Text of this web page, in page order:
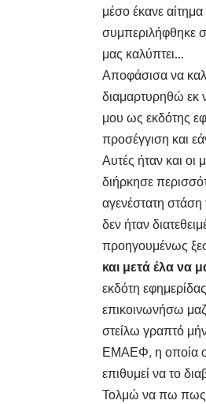
μέσο έκανε
συμπεριλήφθηκε
μας καλύπτει…
Αποφάσισα να
διαμαρτυρηθώ εκ
μου ως εκδότης
προσέγγιση και
Αυτές ήταν και
διήρκησε
αγενέστατη στάση
δεν ήταν
προηγουμένως
και μετά έλα να
εκδότη
επικοινωνήσω
στείλω γραπτό
ΕΜΑΕΦ, η οποία
επιθυμεί να το
Τολμώ να πω πως